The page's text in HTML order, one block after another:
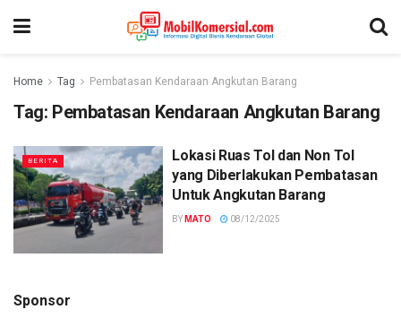
Home Tag Pembatasan Kendaraan Angkutan Barang
Tag: Pembatasan Kendaraan Angkutan Barang
BERITA
Lokasi Ruas Tol dan Non Tol
yang Diberlakukan Pembatasan
Untuk Angkutan Barang
BY MATO 08/12/2025
Sponsor